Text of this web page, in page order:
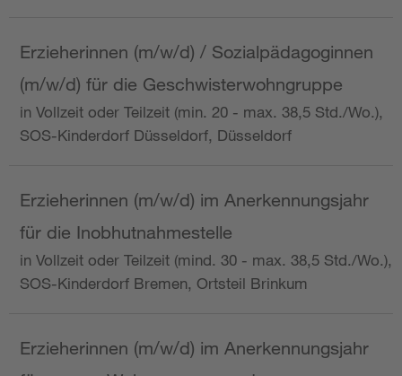
Erzieherinnen (m/w/d) / Sozialpädagoginnen
(m/w/d) für die Geschwisterwohngruppe
in Vollzeit oder Teilzeit (min. 20 - max. 38,5 Std./Wo.),
SOS-Kinderdorf Düsseldorf, Düsseldorf
Erzieherinnen (m/w/d) im Anerkennungsjahr
für die Inobhutnahmestelle
in Vollzeit oder Teilzeit (mind. 30 - max. 38,5 Std./Wo.),
SOS-Kinderdorf Bremen, Ortsteil Brinkum
Erzieherinnen (m/w/d) im Anerkennungsjahr